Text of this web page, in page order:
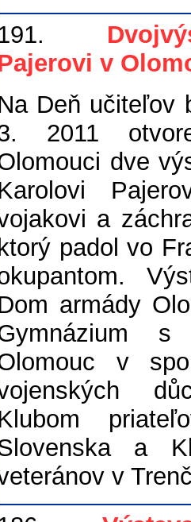
v
Deň učiteľov
2011
dve
a
ktorý padol vo
armády
s
v
a
v